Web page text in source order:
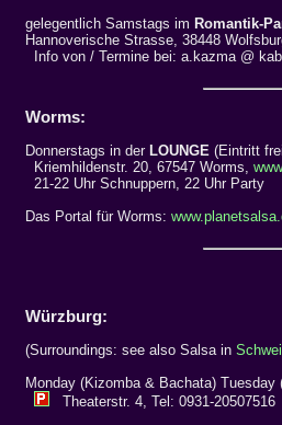
gelegentlich Samstags im Romantik-
Hannoverische Strasse, 38448
Info von / Termine bei: a.kazma @
Worms:
Donnerstags in der LOUNGE (Eintritt
Kriemhildenstr. 20, 67547 Worms,
21-22 Uhr Schnuppern, 22 Uhr Party
Das Portal für Worms:
Würzburg:
(Surroundings: see also Salsa in
Monday (Kizomba & Bachata)
Theaterstr. 4, Tel: 0931-20507516